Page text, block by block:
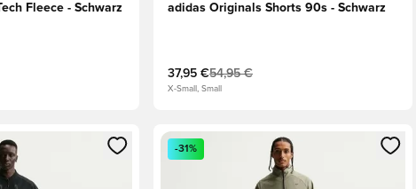
Fleece - Schwarz
adidas Originals Shorts 90s - Schwarz
37,95 €54,95 €
X-Small, Small
zum Anmelden oder Registrieren als Mitglied
Öffnet ein neues Fenster zum
-31%